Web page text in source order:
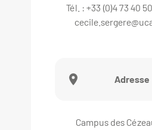
Tél. : +33 (0)4 73 40
Adresse
Campus des